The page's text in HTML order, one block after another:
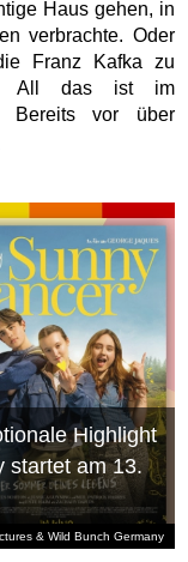
Haus gehen, in
verbrachte. Oder
Franz Kafka zu
All das ist im
Bereits vor über
& Wild Bunch Germany
Highlight
startet am 13.